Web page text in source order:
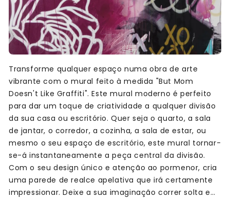
Transforme qualquer espaço numa obra de arte
vibrante com o mural feito à medida "But Mom
Doesn't Like Graffiti". Este mural moderno é perfeito
para dar um toque de criatividade a qualquer divisão
da sua casa ou escritório. Quer seja o quarto, a sala
de jantar, o corredor, a cozinha, a sala de estar, ou
mesmo o seu espaço de escritório, este mural tornar-
se-á instantaneamente a peça central da divisão.
Com o seu design único e atenção ao pormenor, cria
uma parede de realce apelativa que irá certamente
impressionar. Deixe a sua imaginação correr solta e